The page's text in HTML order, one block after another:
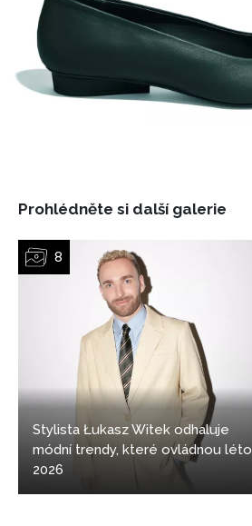
Prohlédněte si další galerie
Stylista Łukasz Witek odhaluje
módní trendy, které ovládnou léto
2026